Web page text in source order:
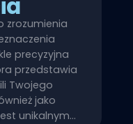
zrozumienia
precyzyjna
przedstawia
Twojego
jako
unikalnym…